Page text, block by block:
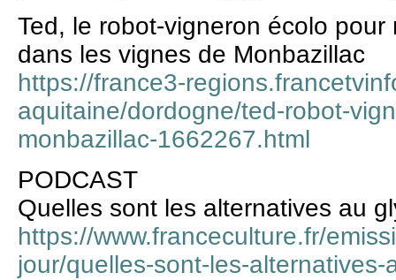
Ted, le robot-vigneron écolo
dans les vignes de Monbazillac
https://france3-
aquitaine/dordogne/ted-robot-
monbazillac-1662267.html
PODCAST
Quelles sont les alternatives au
https://www.franceculture.fr/
jour/quelles-sont-les-alternatives-